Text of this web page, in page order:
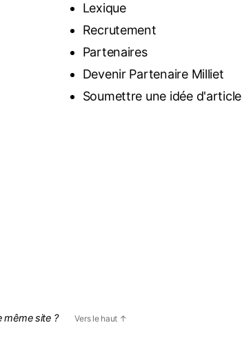
Lexique
Recrutement
Partenaires
Devenir Partenaire Milliet
Soumettre une idée d'article
même site ? Vers le haut ↑